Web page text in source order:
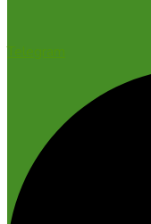
Telegram